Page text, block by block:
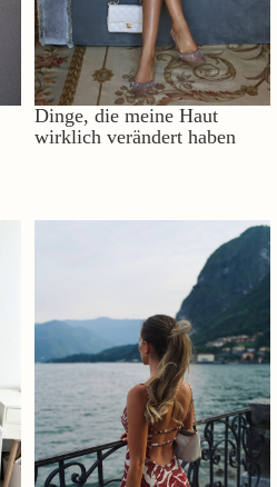
Dinge, die meine Haut
wirklich verändert haben